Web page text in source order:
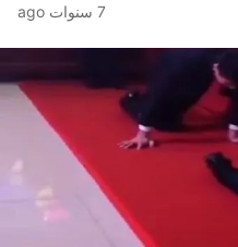
7 سنوات ago